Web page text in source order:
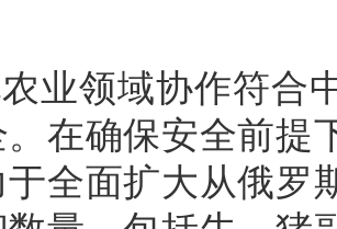
业领域协作符合
在确保安全前提
于全面扩大从俄罗